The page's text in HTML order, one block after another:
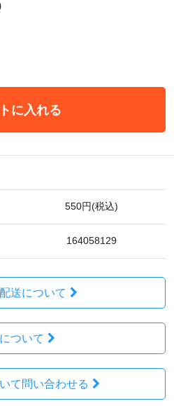
に入れる
550円(税込)
164058129
送について
ついて
て問い合わせる